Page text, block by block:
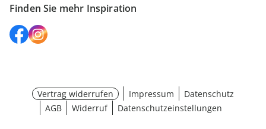
Finden Sie mehr Inspiration
Vertrag widerrufen Impressum
Datenschutz
AGB
Widerruf Datenschutzeinstellungen